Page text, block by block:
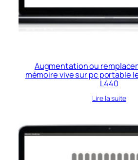
Augmentation ou
mémoire vive sur pc portable
L440
Lire la suite